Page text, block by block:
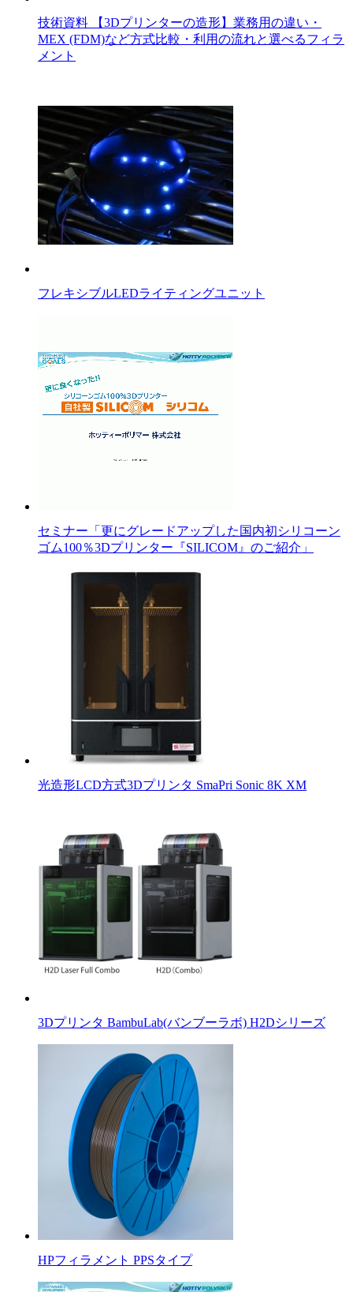
技術資料 【3Dプリンターの造形】業務用の違い・
MEX (FDM)など方式比較・利用の流れと選べるフィラ
メント
フレキシブルLEDライティングユニット
セミナー「更にグレードアップした国内初シリコーン
ゴム100％3Dプリンター『SILICOM』のご紹介」
光造形LCD方式3Dプリンタ SmaPri Sonic 8K XM
3Dプリンタ BambuLab(バンブーラボ) H2Dシリーズ
HPフィラメント PPSタイプ